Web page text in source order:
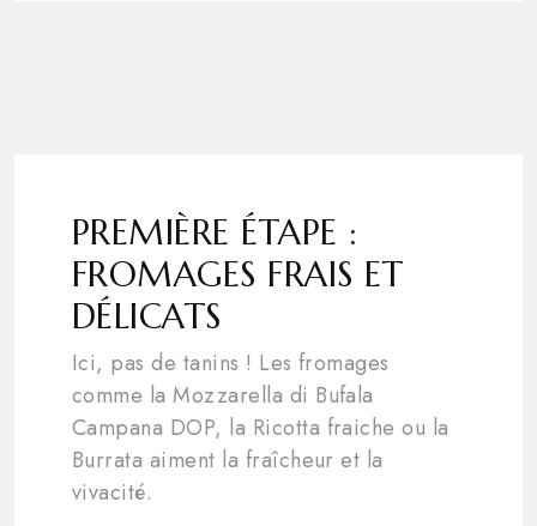
PREMIÈRE ÉTAPE :
FROMAGES FRAIS ET
DÉLICATS
Ici, pas de tanins ! Les fromages
comme la Mozzarella di Bufala
Campana DOP, la Ricotta fraiche ou la
Burrata aiment la fraîcheur et la
vivacité.